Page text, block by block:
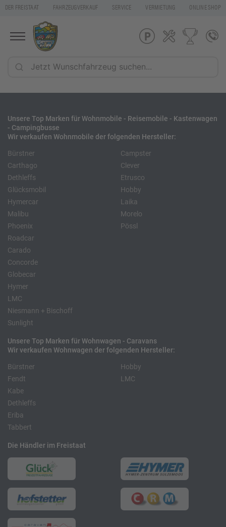
DER FREISTAAT FAHRZEUGVERKAUF SERVICE VERMIETUNG ONLINE SHOP
Unsere Top Marken für Wohnmobile - Reisemobile - Kastenwagen
- Campingbusse
Wir verkaufen Wohnmobile der folgenden Hersteller:
Bürstner
Carthago
Dethleffs
Glücksmobil
Hymercar
Malibu
Phoenix
Roadcar
Campster
Clever
Etrusco
Hobby
Laika
Morelo
Pössl
Carado
Concorde
Globecar
Hymer
LMC
Niesmann + Bischoff
Sunlight
Unsere Top Marken für Wohnwagen - Caravans
Wir verkaufen Wohnwagen der folgenden Hersteller:
Bürstner
Fendt
Kabe
Hobby
LMC
Dethleffs
Eriba
Tabbert
Die Händler im Freistaat